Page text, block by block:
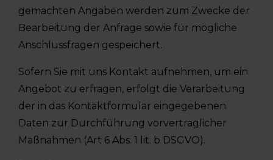
gemachten Angaben werden zum Zwecke der
Bearbeitung der Anfrage sowie für mögliche
Anschlussfragen gespeichert.
Sofern Sie mit uns Kontakt aufnehmen, um ein
Angebot zu erfragen, erfolgt die Verarbeitung
der in das Kontaktformular eingegebenen
Daten zur Durchführung vorvertraglicher
Maßnahmen (Art 6 Abs. 1 lit. b DSGVO).